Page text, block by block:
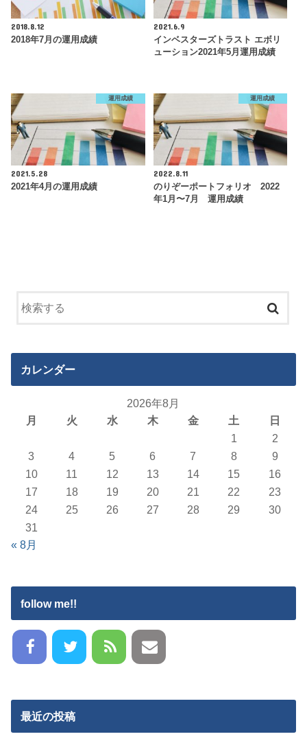
2018.8.12
2018年7月の運用成績
2021.6.9
インベスターズトラスト エボリ
ューション2021年5月運用成績
運用成績
2021.5.28
2021年4月の運用成績
運用成績
2022.8.11
のりぞーポートフォリオ 2022
年1月〜7月 運用成績
カレンダー
2026年8月
月
火 水 木 金 土
日
1
2
3
4 5 6 7 8
9
10
11 12 13 14 15
16
17
18 19 20 21 22
23
24
25 26 27 28 29
30
31
« 8月
follow me!!
最近の投稿